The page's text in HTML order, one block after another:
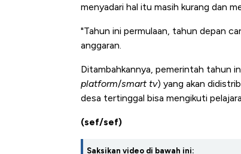
menyadari hal itu masih kurang dan
"Tahun ini permulaan, tahun depan
anggaran.
Ditambahkannya, pemerintah tahun
platform/smart tv) yang akan
desa tertinggal bisa mengikuti
(sef/sef)
Saksikan video di bawah ini: